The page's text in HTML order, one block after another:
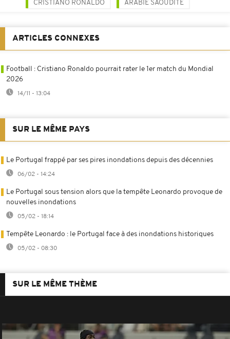
CRISTIANO RONALDO ARABIE SAOUDITE
ARTICLES CONNEXES
Football : Cristiano Ronaldo pourrait rater le 1er match du Mondial
2026
14/11 - 13:04
SUR LE MÊME PAYS
Le Portugal frappé par ses pires inondations depuis des décennies
06/02 - 14:24
Le Portugal sous tension alors que la tempête Leonardo provoque de
nouvelles inondations
05/02 - 18:14
Tempête Leonardo : le Portugal face à des inondations historiques
05/02 - 08:30
SUR LE MÊME THÈME